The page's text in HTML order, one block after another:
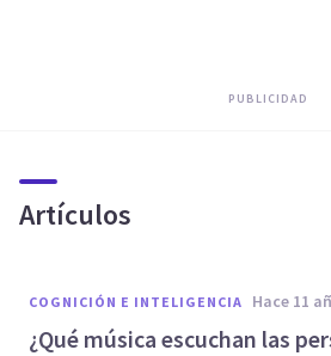
PUBLICIDAD
Artículos
COGNICIÓN E INTELIGENCIA hace 11
¿Qué música escuchan las